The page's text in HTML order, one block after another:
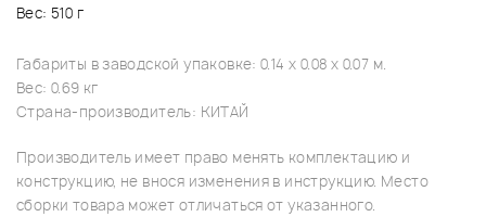
Вес: 510 г
Габариты в заводской упаковке: 0.14 x 0.08 x 0.07 м.
Вес: 0.69 кг
Страна-производитель: КИТАЙ
Производитель имеет право менять комплектацию и
конструкцию, не внося изменения в инструкцию. Место
сборки товара может отличаться от указанного.